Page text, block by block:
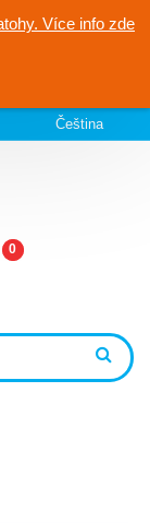
Více info zde
Čeština
0